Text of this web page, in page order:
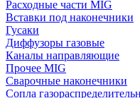
Расходные части MIG
Вставки под наконечники
Гусаки
Диффузоры газовые
Каналы направляющие
Прочее MIG
Сварочные наконечники
Сопла